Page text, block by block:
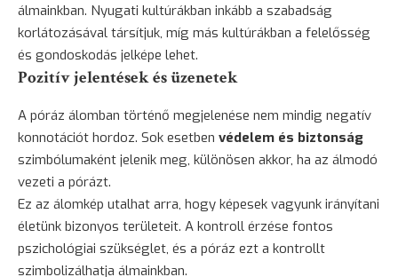
álmainkban. Nyugati kultúrákban inkább a szabadság
korlátozásával társítjuk, míg más kultúrákban a felelősség
és gondoskodás jelképe lehet.
Pozitív jelentések és üzenetek
A póráz álomban történő megjelenése nem mindig negatív
konnotációt hordoz. Sok esetben védelem és biztonság
szimbólumaként jelenik meg, különösen akkor, ha az álmodó
vezeti a pórázt.
Ez az álomkép utalhat arra, hogy képesek vagyunk irányítani
életünk bizonyos területeit. A kontroll érzése fontos
pszichológiai szükséglet, és a póráz ezt a kontrollt
szimbolizálhatja álmainkban.